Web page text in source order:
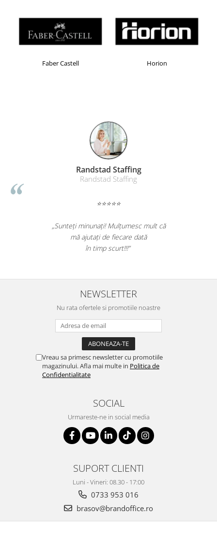
Faber Castell Horion
Randstad Staffing
Randstad Staffing
⭐⭐⭐⭐⭐
„Sunteți minunați! Mulțumesc mult că
mă ajutați de fiecare dată
în timp scurt!!!”
NEWSLETTER
Nu rata ofertele si promotiile noastre
Vreau sa primesc newsletter cu promotiile
magazinului. Afla mai multe in Politica de
Confidentialitate
SOCIAL
Urmareste-ne in social media
SUPORT CLIENTI
Luni - Vineri: 08.30 - 17:00
0733 953 016
brasov@brandoffice.ro